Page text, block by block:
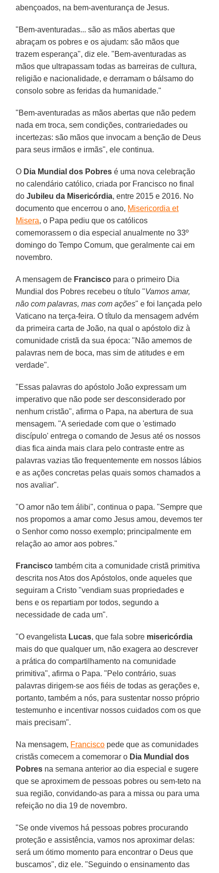
abençoados, na bem-aventurança de Jesus.
"Bem-aventuradas... são as mãos abertas que
abraçam os pobres e os ajudam: são mãos que
trazem esperança", diz ele. "Bem-aventuradas as
mãos que ultrapassam todas as barreiras de cultura,
religião e nacionalidade, e derramam o bálsamo do
consolo sobre as feridas da humanidade."
"Bem-aventuradas as mãos abertas que não pedem
nada em troca, sem condições, contrariedades ou
incertezas: são mãos que invocam a benção de Deus
para seus irmãos e irmãs", ele continua.
O Dia Mundial dos Pobres é uma nova celebração
no calendário católico, criada por Francisco no final
doJubileu da Misericórdia, entre 2015 e 2016. No
documento que encerrou o ano, Misericordia et
Misera, o Papa pediu que os católicos
comemorassem o dia especial anualmente no 33º
domingo do Tempo Comum, que geralmente cai em
novembro.
A mensagem de Francisco para o primeiro Dia
Mundial dos Pobres recebeu o título "Vamos amar,
não com palavras, mas com ações" e foi lançada pelo
Vaticano na terça-feira. O título da mensagem advém
da primeira carta de João, na qual o apóstolo diz à
comunidade cristã da sua época: "Não amemos de
palavras nem de boca, mas sim de atitudes e em
verdade".
"Essas palavras do apóstolo João expressam um
imperativo que não pode ser desconsiderado por
nenhum cristão", afirma o Papa, na abertura de sua
mensagem. "A seriedade com que o 'estimado
discípulo' entrega o comando de Jesus até os nossos
dias fica ainda mais clara pelo contraste entre as
palavras vazias tão frequentemente em nossos lábios
e as ações concretas pelas quais somos chamados a
nos avaliar".
"O amor não tem álibi", continua o papa. "Sempre que
nos propomos a amar como Jesus amou, devemos ter
o Senhor como nosso exemplo; principalmente em
relação ao amor aos pobres."
Francisco também cita a comunidade cristã primitiva
descrita nos Atos dos Apóstolos, onde aqueles que
seguiram a Cristo "vendiam suas propriedades e
bens e os repartiam por todos, segundo a
necessidade de cada um".
"O evangelista Lucas, que fala sobre misericórdia
mais do que qualquer um, não exagera ao descrever
a prática do compartilhamento na comunidade
primitiva", afirma o Papa. "Pelo contrário, suas
palavras dirigem-se aos fiéis de todas as gerações e,
portanto, também a nós, para sustentar nosso próprio
testemunho e incentivar nossos cuidados com os que
mais precisam".
Na mensagem, Francisco pede que as comunidades
cristãs comecem a comemorar o Dia Mundial dos
Pobres na semana anterior ao dia especial e sugere
que se aproximem de pessoas pobres ou sem-teto na
sua região, convidando-as para a missa ou para uma
refeição no dia 19 de novembro.
"Se onde vivemos há pessoas pobres procurando
proteção e assistência, vamos nos aproximar delas:
será um ótimo momento para encontrar o Deus que
buscamos", diz ele. "Seguindo o ensinamento das